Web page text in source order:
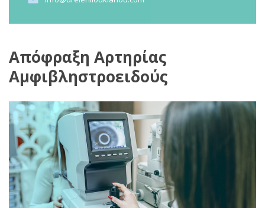
Απόφραξη Αρτηρίας
Αμφιβληστροειδούς